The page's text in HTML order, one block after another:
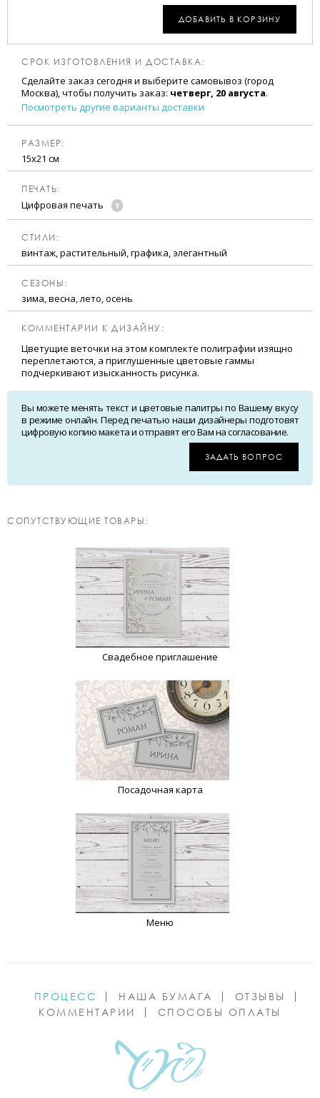
ДОБАВИТЬ В КОРЗИНУ
СРОК ИЗГОТОВЛЕНИЯ И ДОСТАВКА:
Сделайте заказ сегодня и выберите самовывоз (город
Москва), чтобы получить заказ: четверг, 20 августа.
Посмотреть другие варианты доставки
РАЗМЕР:
15х21 см
ПЕЧАТЬ:
Цифровая печать
CТИЛИ:
винтаж, растительный, графика, элегантный
CЕЗОНЫ:
зима, весна, лето, осень
КОММЕНТАРИИ К ДИЗАЙНУ:
Цветущие веточки на этом комплекте полиграфии изящно
переплетаются, а приглушенные цветовые гаммы
подчеркивают изысканность рисунка.
Вы можете менять текст и цветовые палитры по Вашему вкусу
в режиме онлайн. Перед печатью наши дизайнеры подготовят
цифровую копию макета и отправят его Вам на согласование.
ЗАДАТЬ ВОПРОС
CОПУТСТВУЮЩИЕ ТОВАРЫ:
Свадебное приглашение
Посадочная карта
Меню
ПРОЦЕСС НАША БУМАГА
ОТЗЫВЫ
КОММЕНТАРИИ
СПОСОБЫ ОПЛАТЫ